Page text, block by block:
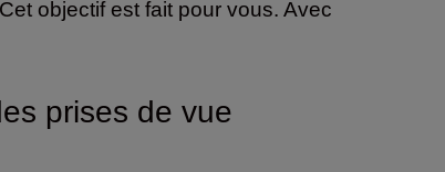
objectif est fait pour vous. Avec
prises de vue